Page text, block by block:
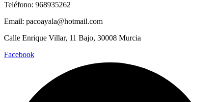
Teléfono: 968935262
Email: pacoayala@hotmail.com
Calle Enrique Villar, 11 Bajo, 30008 Murcia
Facebook